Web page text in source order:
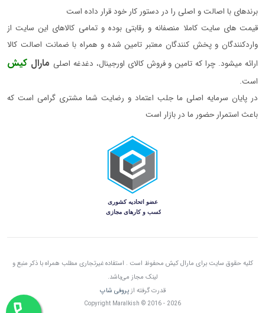
برندهای با اصالت و اصلی را در دستور کار خود قرار داده است
قیمت های سایت کاملا منصفانه و رقابتی بوده و تمامی کالاهای این سایت از
واردکنندگان و پخش کنندگان معتبر تامین شده و همراه با ضمانت اصالت کالا
ارائه میشود. چرا که تامین و فروش کالای اورجینال، دغدغه اصلی مارال کیش
است.
در پایان سرمایه اصلی ما جلب اعتماد و رضایت شما مشتری گرامی است که
باعث استمرار حضور ما در بازار است
کلیه حقوق سایت برای مارال کیش محفوظ است . استفاده غیرتجاری مطلب همراه با ذکر منبع و
لینک مجاز می‌باشد.
قدرت گرفته ازپروفی شاپ
Copyright Maralkish © 2016 - 2026